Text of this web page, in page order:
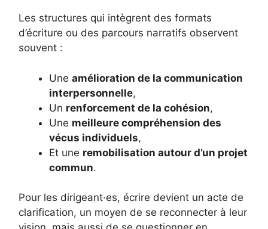
Les structures qui intègrent des formats
d’écriture ou des parcours narratifs observent
souvent :
Une amélioration de la communication
interpersonnelle,
Un renforcement de la cohésion,
Une meilleure compréhension des
vécus individuels,
Et une remobilisation autour d’un projet
commun.
Pour les dirigeant·es, écrire devient un acte de
clarification, un moyen de se reconnecter à leur